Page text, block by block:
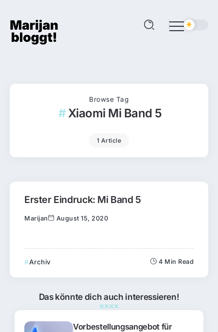
Browse Tag
Xiaomi Mi Band 5
1 Article
Erster Eindruck: Mi Band 5
Marijan August 15, 2020
Archiv 4 Min Read
Das könnte dich auch interessieren!
Vorbestellungsangebot für